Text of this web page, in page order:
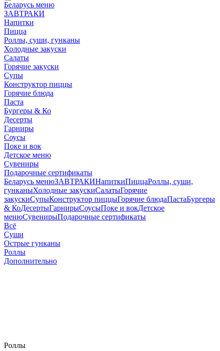
Беларусь меню
ЗАВТРАКИ
Напитки
Пицца
Роллы, суши, гунканы
Холодные закуски
Салаты
Горячие закуски
Супы
Конструктор пиццы
Горячие блюда
Паста
Бургеры & Ко
Десерты
Гарниры
Соусы
Поке и вок
Детское меню
Сувениры
Подарочные сертификаты
Беларусь менюЗАВТРАКИНапиткиПиццаРоллы, суши,
гунканыХолодные закускиСалатыГорячие
закускиСупыКонструктор пиццыГорячие блюдаПастаБургеры
& КоДесертыГарнирыСоусыПоке и вокДетское
менюСувенирыПодарочные сертификаты
Всё
Суши
Острые гунканы
Роллы
Дополнительно
Роллы